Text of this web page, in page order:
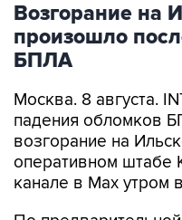
Возгорание на
произошло
БПЛА
Москва. 8 августа.
падения обломков
возгорание на
оперативном штабе
канале в Max утром